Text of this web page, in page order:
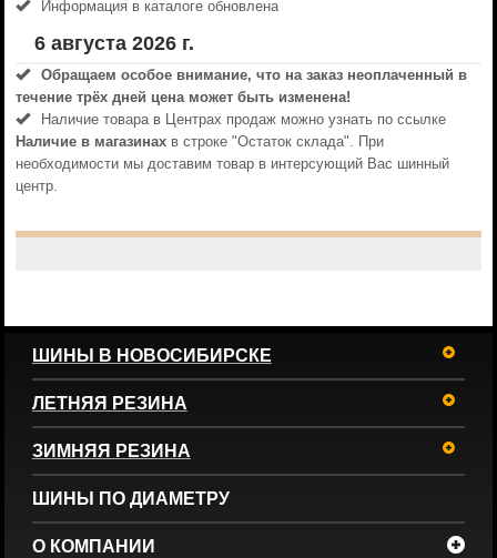
Информация в каталоге обновлена
6 августа 2026 г.
Обращаем особое внимание, что на заказ неоплаченный в
течениe трёх дней цена может быть изменена!
Наличие товара в Центрах продаж можно узнать по ссылке
Наличие в магазинахв строке "Остаток склада". При
необходимости мы доставим товар в интерсующий Вас шинный
центр.
ШИНЫ В НОВОСИБИРСКЕ
ЛЕТНЯЯ РЕЗИНА
ЗИМНЯЯ РЕЗИНА
ШИНЫ ПО ДИАМЕТРУ
О КОМПАНИИ